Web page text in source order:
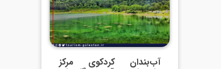
آب‌بندان کردکوی مرکز